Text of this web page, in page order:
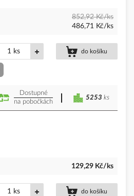
852,92 Kč/ks
486,71 Kč/ks
ks do košíku
Dostupné
na pobočkách
5253 ks
129,29 Kč/ks
ks do košíku